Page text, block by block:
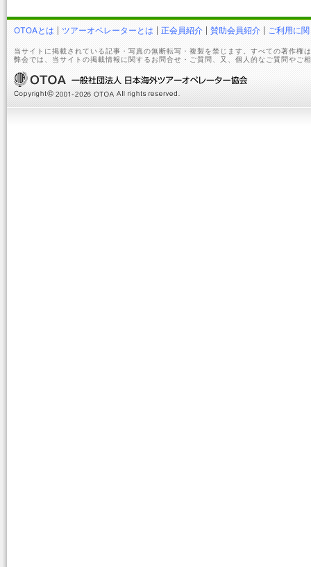
OTOAとは ツアーオペレーターとは 正会員紹介 賛助会員紹介 ご利用に
当サイトに掲載されている記事・写真の無断転写・複製を禁じます。すべての著作権
弊会では、当サイトの掲載情報に関するお問合せ・ご質問、又、個人的なご質問やご